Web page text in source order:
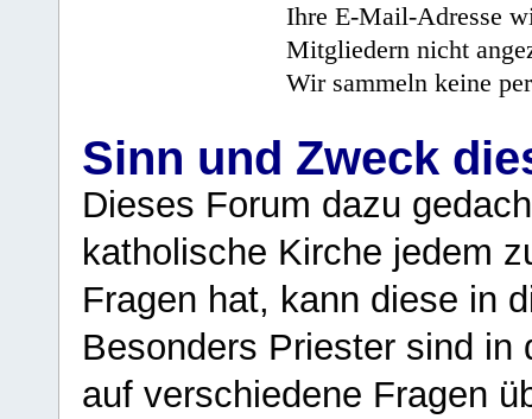
Ihre E-Mail-Adresse
Mitgliedern nicht
Wir sammeln keine
Sinn und Zweck
Dieses Forum dazu
katholische Kirche jedem
Fragen hat, kann diese in
Besonders Priester sind in
auf verschiedene Fragen